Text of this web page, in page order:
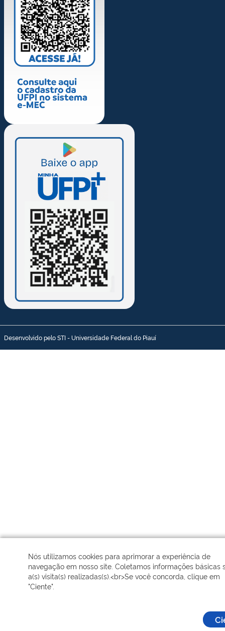
Desenvolvido pelo STI - Universidade Federal do Piauí
Nós utilizamos cookies para aprimorar a experiência de
navegação em nosso site. Coletamos informações básicas
a(s) visita(s) realizadas(s).<br>Se você concorda, clique em
"Ciente".